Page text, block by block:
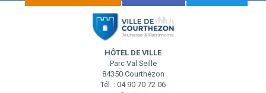
HÔTEL DE VILLE
Parc Val Seille
84350 Courthézon
Tél. : 04 90 70 72 06